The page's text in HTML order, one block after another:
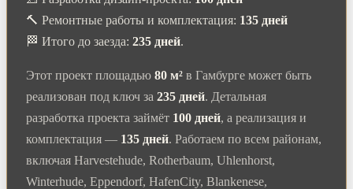
🔨 Ремонтные работы и комплектация: 135 дней
🏁 Итого до заезда: 235 дней.
Этот проект площадью 80 м² в Гамбурге может быть
реализован под ключ за 235 дней. Детальная
разработка проекта займёт 100 дней, а реализация и
комплектация — 135 дней. Работаем по всем районам,
включая Harvestehude, Rotherbaum, Uhlenhorst,
Winterhude, Eppendorf, HafenCity, Blankenese,